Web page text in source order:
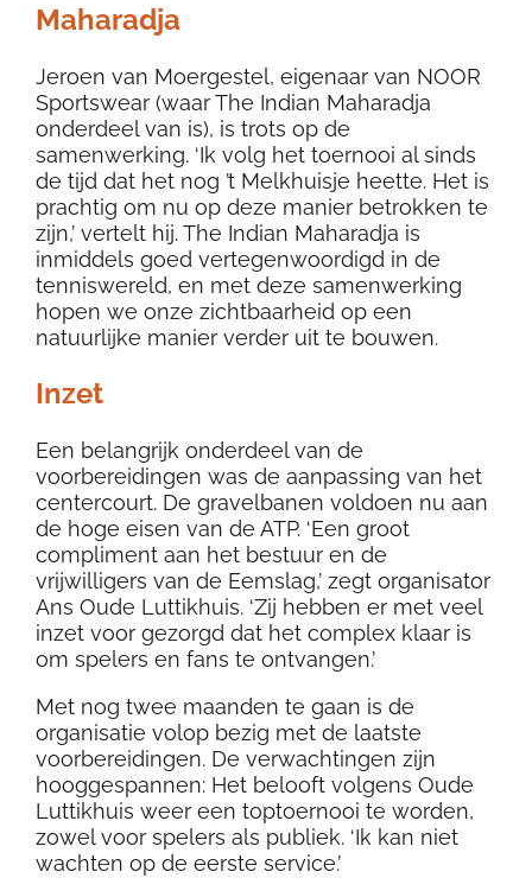
Maharadja
Jeroen van Moergestel, eigenaar van NOOR
Sportswear (waar The Indian Maharadja
onderdeel van is), is trots op de
samenwerking. ‘Ik volg het toernooi al sinds
de tijd dat het nog ’t Melkhuisje heette. Het is
prachtig om nu op deze manier betrokken te
zijn,’ vertelt hij. The Indian Maharadja is
inmiddels goed vertegenwoordigd in de
tenniswereld, en met deze samenwerking
hopen we onze zichtbaarheid op een
natuurlijke manier verder uit te bouwen.
Inzet
Een belangrijk onderdeel van de
voorbereidingen was de aanpassing van het
centercourt. De gravelbanen voldoen nu aan
de hoge eisen van de ATP. ‘Een groot
compliment aan het bestuur en de
vrijwilligers van de Eemslag,’ zegt organisator
Ans Oude Luttikhuis. ‘Zij hebben er met veel
inzet voor gezorgd dat het complex klaar is
om spelers en fans te ontvangen.’
Met nog twee maanden te gaan is de
organisatie volop bezig met de laatste
voorbereidingen. De verwachtingen zijn
hooggespannen: Het belooft volgens Oude
Luttikhuis weer een toptoernooi te worden,
zowel voor spelers als publiek. ‘Ik kan niet
wachten op de eerste service.’